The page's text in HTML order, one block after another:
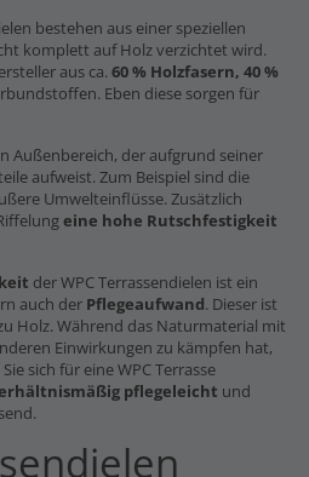
bestehen aus einer speziellen
komplett auf Holz verzichtet wird.
aus ca. 60 % Holzfasern, 40 %
Eben diese sorgen für
Außenbereich, der aufgrund seiner
aufweist. Zum Beispiel sind die
Umwelteinflüsse. Zusätzlich
eine hohe Rutschfestigkeit
der WPC Terrassendielen ist ein
auch der Pflegeaufwand. Dieser ist
Holz. Während das Naturmaterial mit
Einwirkungen zu kämpfen hat,
sich für eine WPC Terrasse
pflegeleicht und